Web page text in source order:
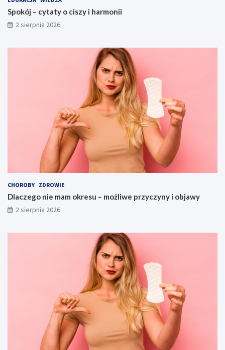
Spokój – cytaty o ciszy i harmonii
2 sierpnia 2026
CHOROBY ZDROWIE
Dlaczego nie mam okresu – możliwe przyczyny i objawy
2 sierpnia 2026